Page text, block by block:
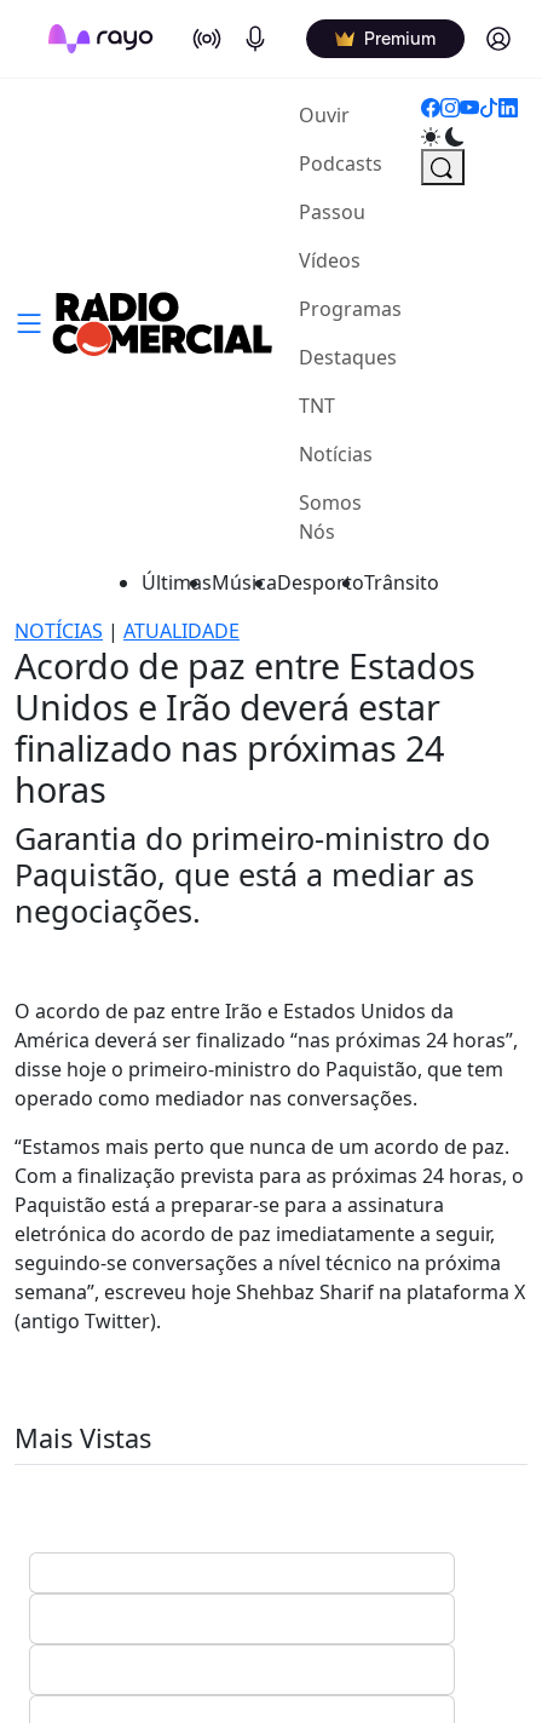
On Air Podcasts Premium Log in
Ouvir(current)
Podcasts
Passou
Vídeos
Programas
Destaques
TNT
Notícias
Somos
Nós
ÚltimasMúsicaDesportoTrânsito
NOTÍCIAS | ATUALIDADE
Acordo de paz entre Estados
Unidos e Irão deverá estar
finalizado nas próximas 24
horas
Garantia do primeiro-ministro do
Paquistão, que está a mediar as
negociações.
O acordo de paz entre Irão e Estados Unidos da
América deverá ser finalizado “nas próximas 24 horas”,
disse hoje o primeiro-ministro do Paquistão, que tem
operado como mediador nas conversações.
“Estamos mais perto que nunca de um acordo de paz.
Com a finalização prevista para as próximas 24 horas, o
Paquistão está a preparar-se para a assinatura
eletrónica do acordo de paz imediatamente a seguir,
seguindo-se conversações a nível técnico na próxima
semana”, escreveu hoje Shehbaz Sharif na plataforma X
(antigo Twitter).
Mais Vistas